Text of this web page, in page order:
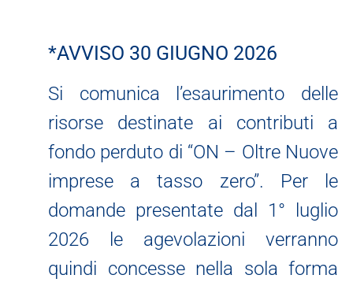
*AVVISO 30 GIUGNO 2026
Si comunica l’esaurimento delle
risorse destinate ai contributi a
fondo perduto di “ON – Oltre Nuove
imprese a tasso zero”. Per le
domande presentate dal 1° luglio
2026 le agevolazioni verranno
quindi concesse nella sola forma